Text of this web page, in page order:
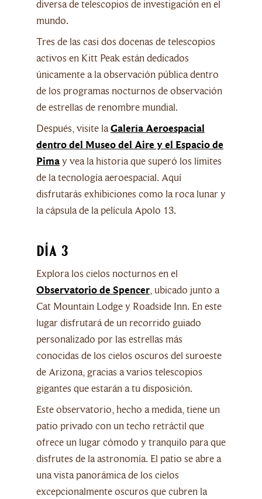
diversa de telescopios de investigación en el
mundo.
Tres de las casi dos docenas de telescopios
activos en Kitt Peak están dedicados
únicamente a la observación pública dentro
de los programas nocturnos de observación
de estrellas de renombre mundial.
Después, visite laGalería Aeroespacial
dentro del Museo del Aire y el Espacio de
Pimay vea la historia que superó los límites
de la tecnología aeroespacial. Aquí
disfrutarás exhibiciones como la roca lunar y
la cápsula de la película Apolo 13.
Día 3
Explora los cielos nocturnos en el
Observatorio de Spencer, ubicado junto a
Cat Mountain Lodge y Roadside Inn. En este
lugar disfrutará de un recorrido guiado
personalizado por las estrellas más
conocidas de los cielos oscuros del suroeste
de Arizona, gracias a varios telescopios
gigantes que estarán a tu disposición.
Este observatorio, hecho a medida, tiene un
patio privado con un techo retráctil que
ofrece un lugar cómodo y tranquilo para que
disfrutes de la astronomía. El patio se abre a
una vista panorámica de los cielos
excepcionalmente oscuros que cubren la